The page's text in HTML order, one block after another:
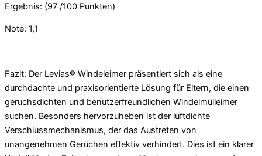
Ergebnis: (97 /100 Punkten)
Note: 1,1
Fazit: Der Levias® Windeleimer präsentiert sich als eine
durchdachte und praxisorientierte Lösung für Eltern, die einen
geruchsdichten und benutzerfreundlichen Windelmülleimer
suchen. Besonders hervorzuheben ist der luftdichte
Verschlussmechanismus, der das Austreten von
unangenehmen Gerüchen effektiv verhindert. Dies ist ein klarer